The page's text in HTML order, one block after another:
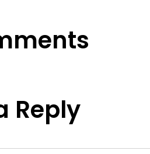
Reply